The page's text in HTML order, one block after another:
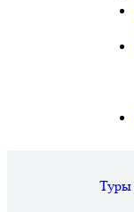
Туры